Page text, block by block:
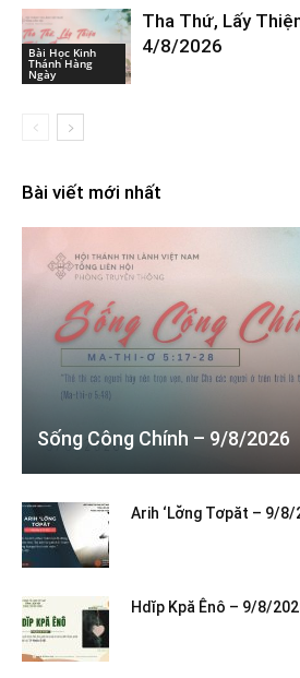
Bài Học Kinh
Thánh Hàng
Ngày
Tha Thứ, Lấy
4/8/2026
Bài viết mới nhất
Sống Công Chính – 9/8/2026
Arih ‘Lơ̆ng Tơpăt – 9/8/
Hdĭp Kpă Ênô – 9/8/